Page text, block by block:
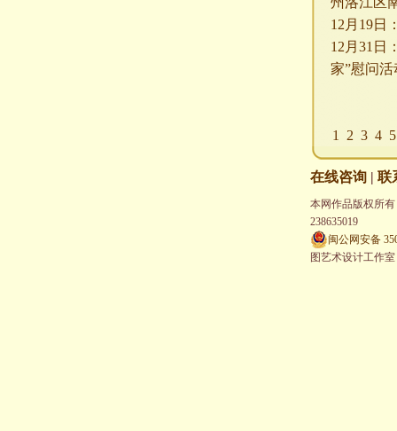
12月 19日
12月31日
家”慰问
1 2 3 4 5
在线咨询 | 联
本网作品版权所
238635019
闽公网安备
图艺术设计工作室